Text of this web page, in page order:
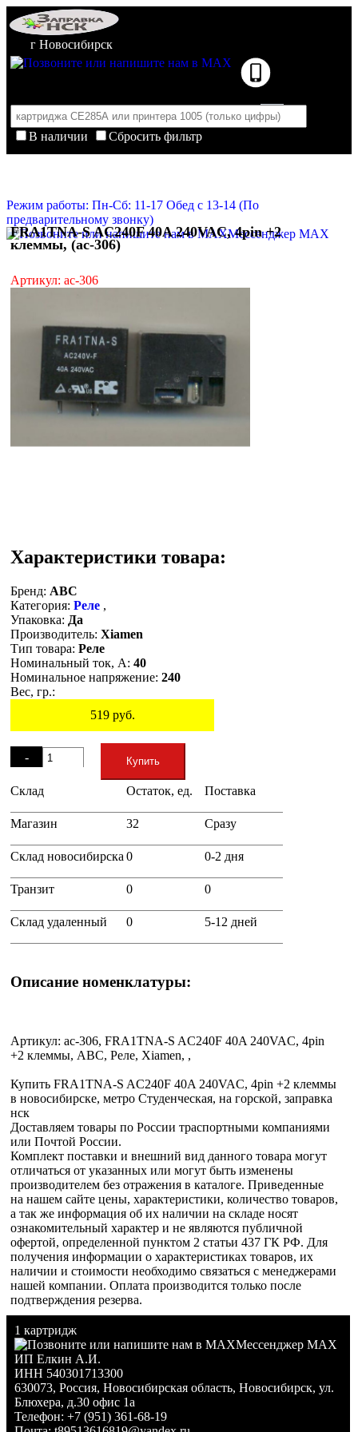
г Новосибирск
В наличии
Сбросить фильтр
Корзина пуста
Режим работы: Пн-Сб: 11-17 Обед с 13-14 (По
предварительному звонку)
Мессенджер MAX
FRA1TNA-S AC240F 40A 240VAC, 4pin +2
клеммы, (ac-306)
Артикул: ac-306
Характеристики товара:
Бренд: ABC
Категория: Реле ,
Упаковка: Да
Производитель: Xiamen
Тип товара: Реле
Номинальный ток, A: 40
Номинальное напряжение: 240
Вес, гр.:
519руб.
-
+
Купить
Склад Остаток, ед. Поставка
Магазин 32 Сразу
Склад новосибирска 0 0-2 дня
Транзит 0 0
Склад удаленный 0 5-12 дней
Описание номенклатуры:
Артикул: ac-306, FRA1TNA-S AC240F 40A 240VAC, 4pin
+2 клеммы, ABC, Реле, Xiamen, ,
Купить FRA1TNA-S AC240F 40A 240VAC, 4pin +2 клеммы
в новосибирске, метро Студенческая, на горской, заправка
нск
Доставляем товары по России траспортными компаниями
или Почтой России.
Комплект поставки и внешний вид данного товара могут
отличаться от указанных или могут быть изменены
производителем без отражения в каталоге. Приведенные
на нашем сайте цены, характеристики, количество товаров,
а так же информация об их наличии на складе носят
ознакомительный характер и не являются публичной
офертой, определенной пунктом 2 статьи 437 ГК РФ. Для
получения информации о характеристиках товаров, их
наличии и стоимости необходимо связаться с менеджерами
нашей компании. Оплата производится только после
подтверждения резерва.
1 картридж
Мессенджер MAX
ИП Елкин А.И.
ИНН 540301713300
630073, Россия, Новосибирская область, Новосибирск, ул.
Блюхера, д.30 офис 1а
Телефон: +7 (951) 361-68-19